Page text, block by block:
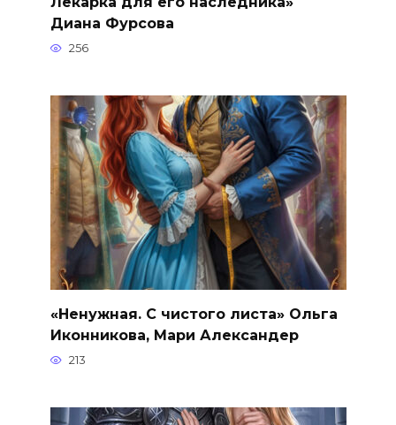
Диана Фурсова
256
«Ненужная. С чистого листа» Ольга
Иконникова, Мари Александер
213